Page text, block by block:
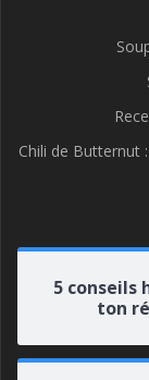
Chili de Butternut
5 conseils
ton